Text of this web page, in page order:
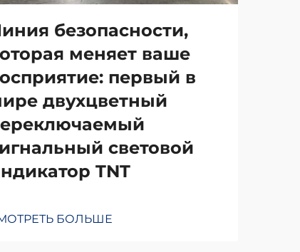
безопасности,
меняет ваше
первый в
двухцветный
световой
TNT
БОЛЬШЕ